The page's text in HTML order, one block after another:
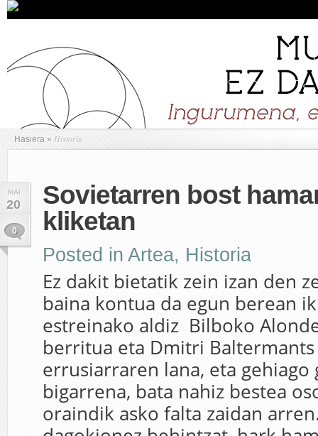
Hasiera » Historia
MAI
20
0
Sovietarren bost
kliketan
Posted in Artea, Historia
Ez dakit bietatik zein izan den
baina kontua da egun berean
estreinako aldiz Bilboko
berritua eta Dmitri
errusiarraren lana, eta gehiago
bigarrena, bata nahiz bestea
oraindik asko falta zaidan